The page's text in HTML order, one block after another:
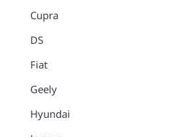
Cupra
DS
Fiat
Geely
Hyundai